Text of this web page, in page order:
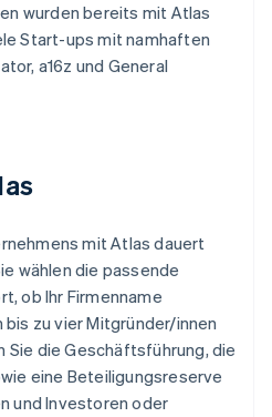
wurden bereits mit Atlas
Start-ups mit namhaften
a16z und General
mit Atlas dauert
wählen die passende
ob Ihr Firmenname
zu vier Mitgründer/innen
Sie die Geschäftsführung, die
eine Beteiligungsreserve
und Investoren oder